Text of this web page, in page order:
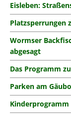
Eisleben:
Platzsperrungen
Wormser
abgesagt
Das Programm
Parken am
Kinderprogramm